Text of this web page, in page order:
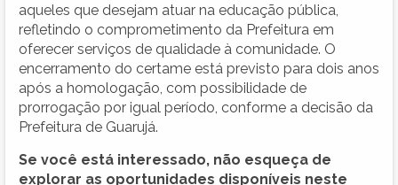
aqueles que desejam atuar na educação pública,
refletindo o comprometimento da Prefeitura em
oferecer serviços de qualidade à comunidade. O
encerramento do certame está previsto para dois anos
após a homologação, com possibilidade de
prorrogação por igual período, conforme a decisão da
Prefeitura de Guarujá.
Se você está interessado, não esqueça de
explorar as oportunidades disponíveis neste